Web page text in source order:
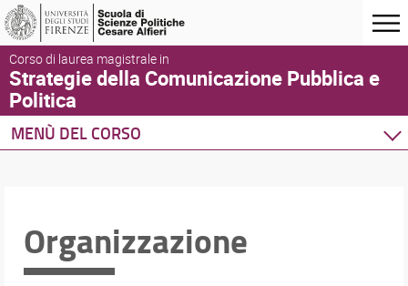
Corso di laurea magistrale in
Strategie della Comunicazione Pubblica e
Politica
MENÙ DEL CORSO
Per iscriversi
Organizzazione
Organizzazione